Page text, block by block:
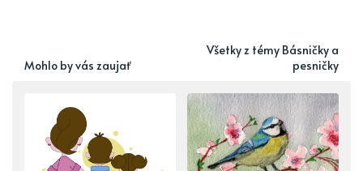
Mohlo by vás zaujať
Všetky z témy Básničky a
pesničky